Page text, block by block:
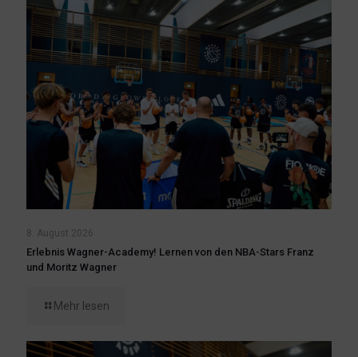
8. August 2026
Erlebnis Wagner-Academy! Lernen von den NBA-Stars Franz
und Moritz Wagner
Mehr lesen